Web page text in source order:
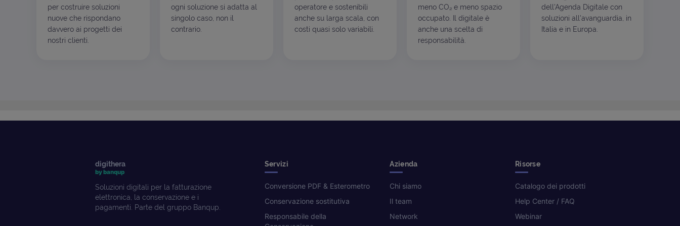
per costruire soluzioni
nuove che rispondano
davvero ai progetti dei
nostri clienti.
ogni soluzione si adatta al
singolo caso, non il
contrario.
operatore e sostenibili
anche su larga scala, con
costi quasi solo variabili.
meno CO₂ e meno spazio
occupato. Il digitale è
anche una scelta di
responsabilità.
dell'Agenda Digitale con
soluzioni all'avanguardia, in
Italia e in Europa.
digithera
by banqup
Soluzioni digitali per la fatturazione
elettronica, la conservazione e i
pagamenti. Parte del gruppo Banqup.
Servizi
Conversione PDF & Esterometro
Conservazione sostitutiva
Responsabile della
Azienda
Chi siamo
Il team
Network
Risorse
Catalogo dei prodotti
Help Center / FAQ
Webinar